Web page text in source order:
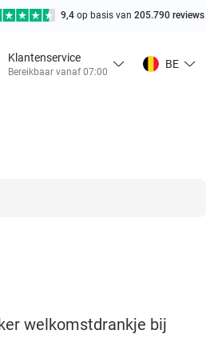
9,4 op basis van 205.790 reviews
Klantenservice
Bereikbaar vanaf 07:00
BE
welkomstdrankje bij